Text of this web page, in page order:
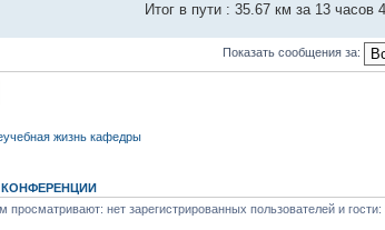
Итог в пути : 35.67 км за 13 часов
Показать сообщения за:
жизнь кафедры
просматривают: нет зарегистрированных пользователей и гости: